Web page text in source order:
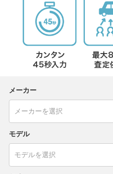
メーカー
モデル